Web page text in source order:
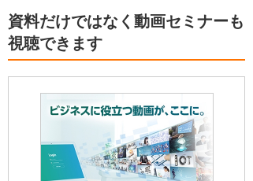
資料だけではなく動画セミナーも
視聴できます